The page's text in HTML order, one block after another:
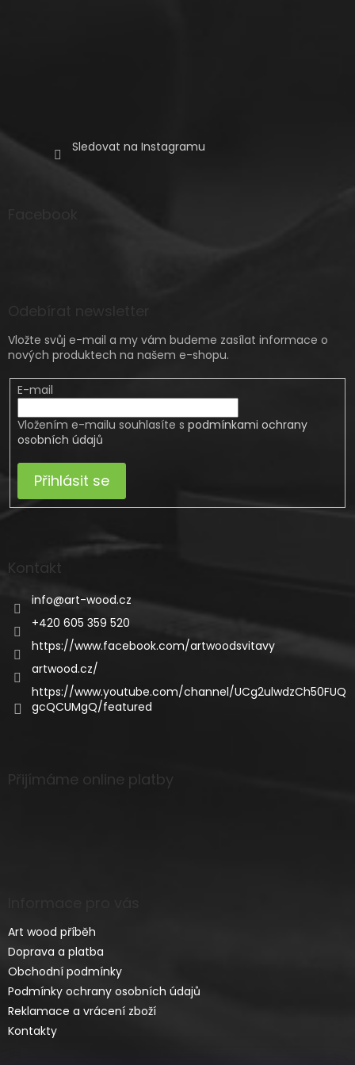
Sledovat na Instagramu
Vložte svůj e-mail a my vám budeme zasílat informace o
nových produktech na našem e-shopu.
E-mail
Vložením e-mailu souhlasíte s podmínkami ochrany
osobních údajů
Přihlásit se
Kontakt
info@art-wood.cz
+420 605 359 520
https://www.facebook.com/artwoodsvitavy
artwood.cz/
https://www.youtube.com/channel/UCg2ulwdzCh50FUQ
gcQCUMgQ/featured
Přijímáme online platby
Art wood příběh
Doprava a platba
Obchodní podmínky
Podmínky ochrany osobních údajů
Reklamace a vrácení zboží
Kontakty